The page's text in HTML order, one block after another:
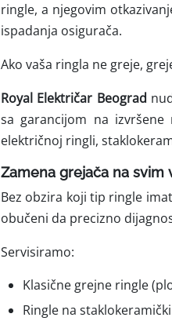
ringle, a njegovim
ispadanja osigurača.
Ako vaša ringla ne greje,
Royal Električar Beograd
sa garancijom na
električnoj ringli,
Zamena grejača na svim
Bez obzira koji tip ringle
obučeni da precizno
Servisiramo:
Klasične grejne ringle
Ringle na